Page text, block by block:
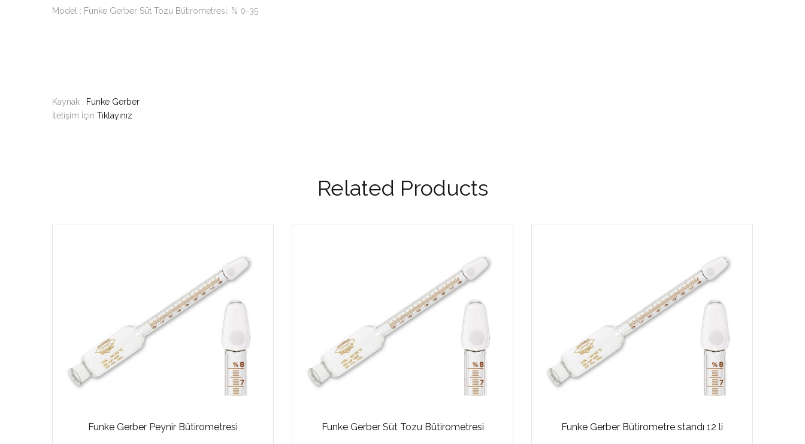
Model : Funke Gerber Süt Tozu Bütirometresi, % 0-35
Kaynak : Funke Gerber
İletişim İçin Tıklayınız
Related Products
Funke Gerber Peynir Bütirometresi Funke Gerber Süt Tozu Bütirometresi Funke Gerber Bütirometre standı 12 li